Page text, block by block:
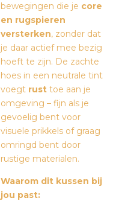
bewegingen die je core
en rugspieren
versterken, zonder dat
je daar actief mee bezig
hoeft te zijn. De zachte
hoes in een neutrale tint
voegt rust toe aan je
omgeving – fijn als je
gevoelig bent voor
visuele prikkels of graag
omringd bent door
rustige materialen.
Waarom dit kussen bij
jou past: